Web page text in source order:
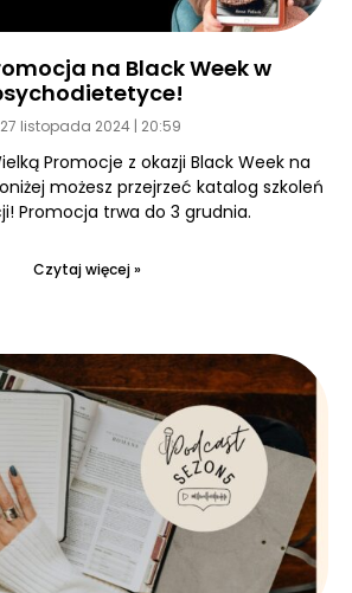
na Black Week w
27 listopada 2024 20:59
Promocje z okazji Black Week na
możesz przejrzeć katalog szkoleń
Promocja trwa do 3 grudnia.
Czytaj więcej »